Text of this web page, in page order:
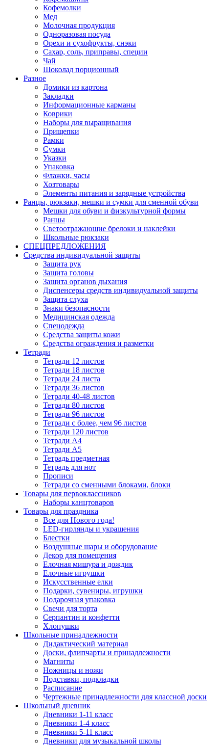
Кофемолки
Мед
Молочная продукция
Одноразовая посуда
Орехи и сухофрукты, снэки
Сахар, соль, приправы, специи
Чай
Шоколад порционный
Разное
Домики из картона
Закладки
Информационные карманы
Коврики
Наборы для выращивания
Прищепки
Рамки
Сумки
Указки
Упаковка
Флажки, часы
Хозтовары
Элементы питания и зарядные устройства
Ранцы, рюкзаки, мешки и сумки для сменной обуви
Мешки для обуви и физкультурной формы
Ранцы
Светоотражающие брелоки и наклейки
Школьные рюкзаки
СПЕЦПРЕДЛОЖЕНИЯ
Средства индивидуальной защиты
Защита рук
Защита головы
Защита органов дыхания
Диспенсеры средств индивидуальной защиты
Защита слуха
Знаки безопасности
Медицинская одежда
Спецодежда
Средства защиты кожи
Средства ограждения и разметки
Тетради
Тетради 12 листов
Тетради 18 листов
Тетради 24 листа
Тетради 36 листов
Тетради 40-48 листов
Тетради 80 листов
Тетради 96 листов
Тетради с более, чем 96 листов
Тетради 120 листов
Тетради А4
Тетради А5
Тетрадь предметная
Тетрадь для нот
Прописи
Тетради со сменными блоками, блоки
Товары для первоклассников
Наборы канцтоваров
Товары для праздника
Все для Нового года!
LED-гирлянды и украшения
Блестки
Воздушные шары и оборудование
Декор для помещения
Елочная мишура и дождик
Елочные игрушки
Искусственные елки
Подарки, сувениры, игрушки
Подарочная упаковка
Свечи для торта
Серпантин и конфетти
Хлопушки
Школьные принадлежности
Дидактический материал
Доски, флипчарты и принадлежности
Магниты
Ножницы и ножи
Подставки, подкладки
Расписание
Чертежные принадлежности для классной доски
Школьный дневник
Дневники 1-11 класс
Дневники 1-4 класс
Дневники 5-11 класс
Дневники для музыкальной школы